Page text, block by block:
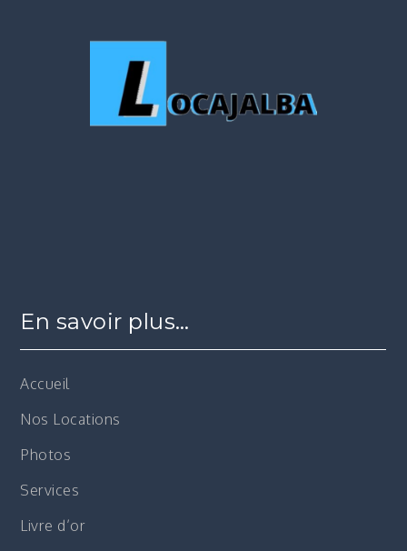
En savoir plus…
Accueil
Nos Locations
Photos
Services
Livre d’or